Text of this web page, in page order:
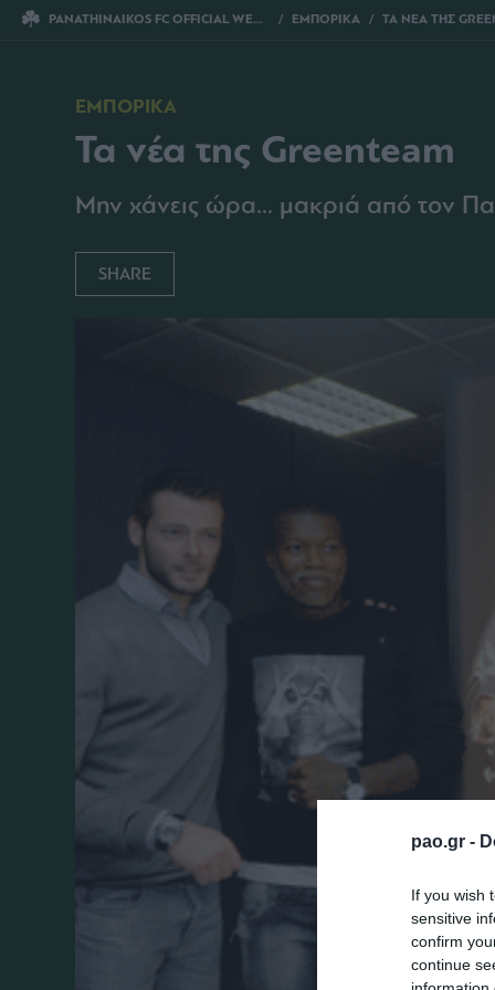
pao.gr -
If you wish
sensitive
confirm
continue
PANATHINAIKOS FC OFFICIAL WEBSITE ΕΜΠΟΡΙΚΑ ΤΑ ΝΕΑ ΤΗΣ
ΕΜΠΟΡΙΚΑ
Τα νέα της Greenteam
Μην χάνεις ώρα... μακριά από τον
SHARE